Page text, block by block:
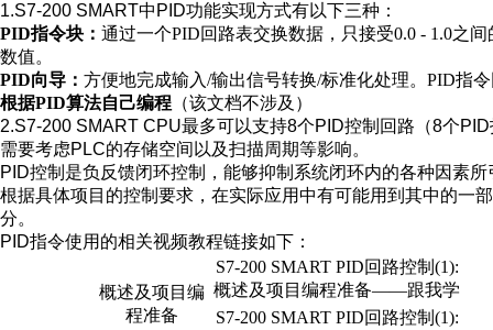
1.S7-200 SMART中PID功能实现方式有以下三种：
PID指令块： 通过一个PID回路表交换数据，只接受0.0 - 1.0之
数值。
PID向导： 方便地完成输入/输出信号转换/标准化处理。PID指
根据PID算法自己编程 （该文档不涉及）
2.S7-200 SMART CPU最多可以支持8个PID控制回路（8个
需要考虑PLC的存储空间以及扫描周期等影响。
PID控制是负反馈闭环控制，能够抑制系统闭环内的各种因素
根据具体项目的控制要求，在实际应用中有可能用到其中的一
分。
PID指令使用的相关视频教程链接如下：
概述及项目编
程准备
S7-200 SMART PID回路控制(1):
概述及项目编程准备——跟我学
S7-200 SMART PID回路控制(1):